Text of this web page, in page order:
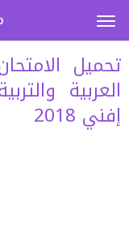
تحميل
العربية
إفني 2018